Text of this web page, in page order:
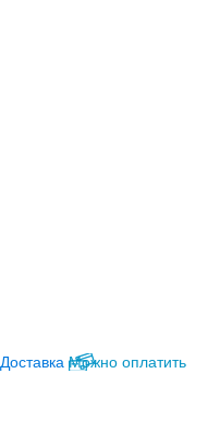
Доставка Можно оплатить